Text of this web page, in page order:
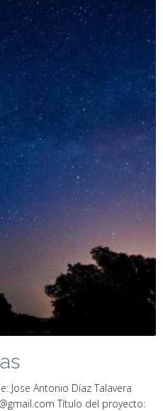
Jose Antonio Díaz Talavera
Título del proyecto: